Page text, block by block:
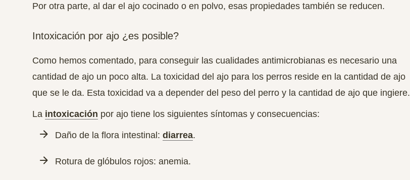
Por otra parte, al dar el ajo cocinado o en polvo, esas propiedades también se reducen.
Intoxicación por ajo ¿es posible?
Como hemos comentado, para conseguir las cualidades antimicrobianas es necesario una
cantidad de ajo un poco alta. La toxicidad del ajo para los perros reside en la cantidad de ajo
que se le da. Esta toxicidad va a depender del peso del perro y la cantidad de ajo que ingiere.
La intoxicación por ajo tiene los siguientes síntomas y consecuencias:
Daño de la flora intestinal: diarrea.
Rotura de glóbulos rojos: anemia.